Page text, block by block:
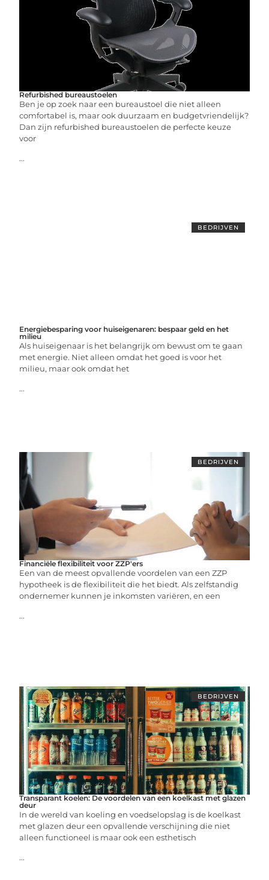
Refurbished bureaustoelen
Ben je op zoek naar een bureaustoel die niet alleen
comfortabel is, maar ook duurzaam en budgetvriendelijk?
Dan zijn refurbished bureaustoelen de perfecte keuze
voor
...
BEDRIJVEN
Energiebesparing voor huiseigenaren: bespaar geld en het
milieu
Als huiseigenaar is het belangrijk om bewust om te gaan
met energie. Niet alleen omdat het goed is voor het
milieu, maar ook omdat het
...
BEDRIJVEN
Financiële flexibiliteit voor ZZP'ers
Een van de meest opvallende voordelen van een ZZP
hypotheek is de flexibiliteit die het biedt. Als zelfstandig
ondernemer kunnen je inkomsten variëren, en een
...
BEDRIJVEN
Transparant koelen: De voordelen van een koelkast met glazen
deur
In de wereld van koeling en voedselopslag is de koelkast
met glazen deur een opvallende verschijning die niet
alleen functioneel is maar ook een esthetisch
...